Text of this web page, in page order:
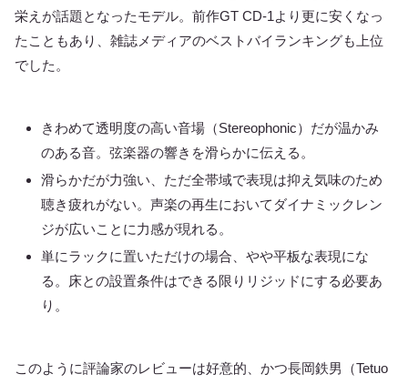
栄えが話題となったモデル。前作GT CD-1より更に安くなっ
たこともあり、雑誌メディアのベストバイランキングも上位
でした。
きわめて透明度の高い音場（Stereophonic）だが温かみ
のある音。弦楽器の響きを滑らかに伝える。
滑らかだが力強い、ただ全帯域で表現は抑え気味のため
聴き疲れがない。声楽の再生においてダイナミックレン
ジが広いことに力感が現れる。
単にラックに置いただけの場合、やや平板な表現にな
る。床との設置条件はできる限りリジッドにする必要あ
り。
このように評論家のレビューは好意的、かつ長岡鉄男（Tetuo